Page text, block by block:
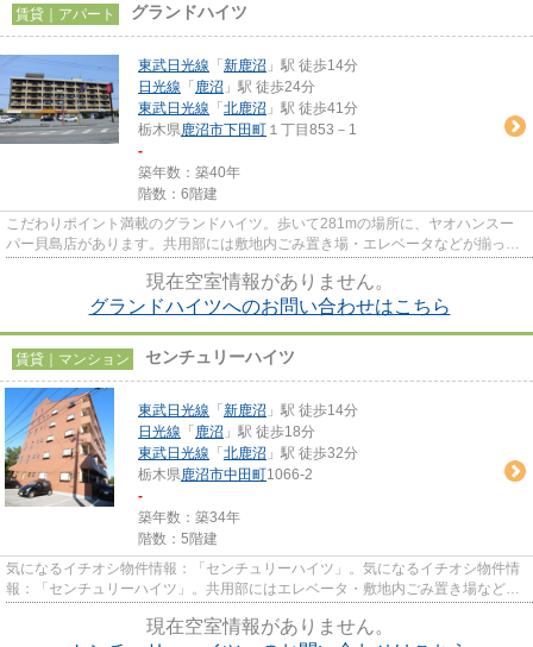
賃貸｜アパート グランドハイツ
東武日光線 「 新鹿沼 」駅 徒歩14分
日光線 「 鹿沼 」駅 徒歩24分
東武日光線 「 北鹿沼 」駅 徒歩41分
栃木県鹿沼市下田町 １丁目853－1
-
築年数：築40年
階数：6階建
こだわりポイント満載のグランドハイツ。歩いて281mの場所に、ヤオハンスー
パー貝島店があります。共用部には敷地内ごみ置き場・エレベータなどが揃って
現在空室情報がありません。
グランドハイツへのお問い合わせはこちら
賃貸｜マンション センチュリーハイツ
東武日光線 「 新鹿沼 」駅 徒歩14分
日光線 「 鹿沼 」駅 徒歩18分
東武日光線 「 北鹿沼 」駅 徒歩32分
栃木県鹿沼市中田町1066-2
-
築年数：築34年
階数：5階建
気になるイチオシ物件情報：「センチュリーハイツ」。気になるイチオシ物件情
報：「センチュリーハイツ」。共用部にはエレベータ・敷地内ごみ置き場など
現在空室情報がありません。